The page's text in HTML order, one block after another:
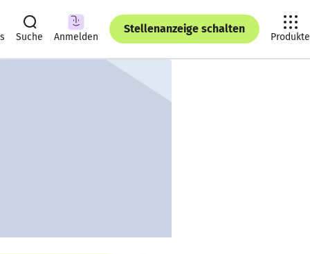
Suche Anmelden
Stellenanzeige schalten
Produkte